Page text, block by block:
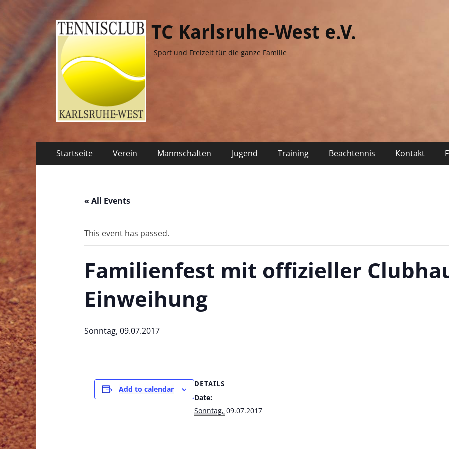
TC Karlsruhe-West e.V.
Sport und Freizeit für die ganze Familie
Primäres
Menü
Inhalt
Startseite Verein Mannschaften Jugend Training Beachtennis Kontakt
« All Events
This event has passed.
Familienfest mit offizieller
Einweihung
Sonntag, 09.07.2017
Add to calendar
DETAILS
Date:
Sonntag, 09.07.2017